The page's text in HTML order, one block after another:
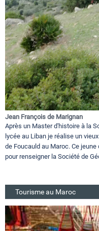
Jean François de Marignan
Après un Master d'histoire à la
lycée au Liban je réalise un
de Foucauld au Maroc. Ce
pour renseigner la Société de
Tourisme au Maroc